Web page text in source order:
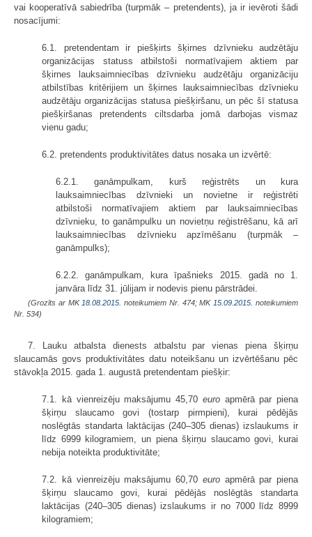
vai kooperatīvā sabiedrība (turpmāk – pretendents), ja ir ievēroti šādi
nosacījumi:
6.1. pretendentam ir piešķirts šķirnes dzīvnieku audzētāju
organizācijas statuss atbilstoši normatīvajiem aktiem par
šķirnes lauksaimniecības dzīvnieku audzētāju organizāciju
atbilstības kritērijiem un šķirnes lauksaimniecības dzīvnieku
audzētāju organizācijas statusa piešķiršanu, un pēc šī statusa
piešķiršanas pretendents ciltsdarba jomā darbojas vismaz
vienu gadu;
6.2. pretendents produktivitātes datus nosaka un izvērtē:
6.2.1. ganāmpulkam, kurš reģistrēts un kura
lauksaimniecības dzīvnieki un novietne ir reģistrēti
atbilstoši normatīvajiem aktiem par lauksaimniecības
dzīvnieku, to ganāmpulku un novietņu reģistrēšanu, kā arī
lauksaimniecības dzīvnieku apzīmēšanu (turpmāk –
ganāmpulks);
6.2.2. ganāmpulkam, kura īpašnieks 2015. gadā no 1.
janvāra līdz 31. jūlijam ir nodevis pienu pārstrādei.
(Grozīts ar MK 18.08.2015. noteikumiem Nr. 474; MK 15.09.2015. noteikumiem
Nr. 534)
7. Lauku atbalsta dienests atbalstu par vienas piena šķirņu
slaucamās govs produktivitātes datu noteikšanu un izvērtēšanu pēc
stāvokļa 2015. gada 1. augustā pretendentam piešķir:
7.1. kā vienreizēju maksājumu 45,70 euroapmērā par piena
šķirņu slaucamo govi (tostarp pirmpieni), kurai pēdējās
noslēgtās standarta laktācijas (240–305 dienas) izslaukums ir
līdz 6999 kilogramiem, un piena šķirņu slaucamo govi, kurai
nebija noteikta produktivitāte;
7.2. kā vienreizēju maksājumu 60,70 euroapmērā par piena
šķirņu slaucamo govi, kurai pēdējās noslēgtās standarta
laktācijas (240–305 dienas) izslaukums ir no 7000 līdz 8999
kilogramiem;